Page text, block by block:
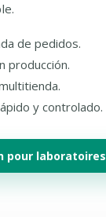
de pedidos.
producción.
y controlado.
pour laboratoires